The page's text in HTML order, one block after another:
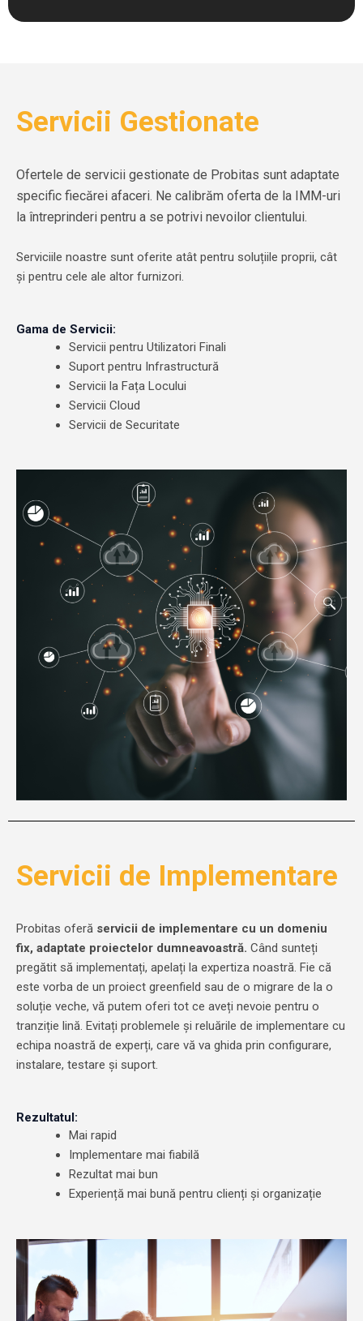
Servicii Gestionate
Ofertele de servicii gestionate de Probitas sunt adaptate
specific fiecărei afaceri. Ne calibrăm oferta de la IMM-uri
la întreprinderi pentru a se potrivi nevoilor clientului.
Serviciile noastre sunt oferite atât pentru soluțiile proprii, cât
și pentru cele ale altor furnizori.
Gama de Servicii:
Servicii pentru Utilizatori Finali
Suport pentru Infrastructură
Servicii la Fața Locului
Servicii Cloud
Servicii de Securitate
Servicii de Implementare
Probitas oferă servicii de implementare cu un domeniu
fix, adaptate proiectelor dumneavoastră. Când sunteți
pregătit să implementați, apelați la expertiza noastră. Fie că
este vorba de un proiect greenfield sau de o migrare de la o
soluție veche, vă putem oferi tot ce aveți nevoie pentru o
tranziție lină. Evitați problemele și reluările de implementare cu
echipa noastră de experți, care vă va ghida prin configurare,
instalare, testare și suport.
Rezultatul:
Mai rapid
Implementare mai fiabilă
Rezultat mai bun
Experiență mai bună pentru clienți și organizație